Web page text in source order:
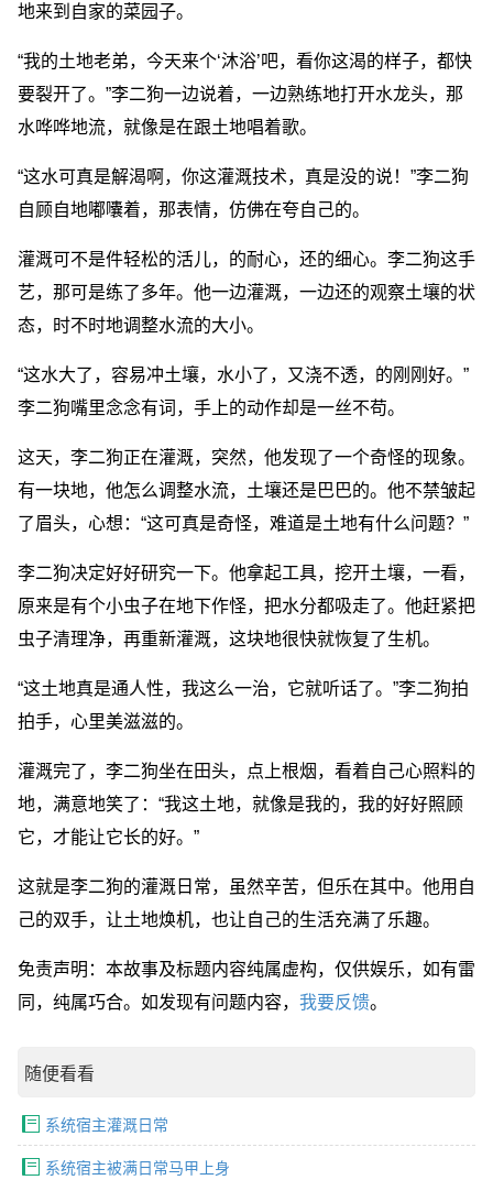
地来到自家的菜园子。
“我的土地老弟，今天来个‘沐浴’吧，看你这渴的样子，都快
要裂开了。”李二狗一边说着，一边熟练地打开水龙头，那
水哗哗地流，就像是在跟土地唱着歌。
“这水可真是解渴啊，你这灌溉技术，真是没的说！”李二狗
自顾自地嘟囔着，那表情，仿佛在夸自己的。
灌溉可不是件轻松的活儿，的耐心，还的细心。李二狗这手
艺，那可是练了多年。他一边灌溉，一边还的观察土壤的状
态，时不时地调整水流的大小。
“这水大了，容易冲土壤，水小了，又浇不透，的刚刚好。”
李二狗嘴里念念有词，手上的动作却是一丝不苟。
这天，李二狗正在灌溉，突然，他发现了一个奇怪的现象。
有一块地，他怎么调整水流，土壤还是巴巴的。他不禁皱起
了眉头，心想：“这可真是奇怪，难道是土地有什么问题？”
李二狗决定好好研究一下。他拿起工具，挖开土壤，一看，
原来是有个小虫子在地下作怪，把水分都吸走了。他赶紧把
虫子清理净，再重新灌溉，这块地很快就恢复了生机。
“这土地真是通人性，我这么一治，它就听话了。”李二狗拍
拍手，心里美滋滋的。
灌溉完了，李二狗坐在田头，点上根烟，看着自己心照料的
地，满意地笑了：“我这土地，就像是我的，我的好好照顾
它，才能让它长的好。”
这就是李二狗的灌溉日常，虽然辛苦，但乐在其中。他用自
己的双手，让土地焕机，也让自己的生活充满了乐趣。
免责声明：本故事及标题内容纯属虚构，仅供娱乐，如有雷
同，纯属巧合。如发现有问题内容， 我要反馈。
随便看看
系统宿主灌溉日常
系统宿主被满日常马甲上身